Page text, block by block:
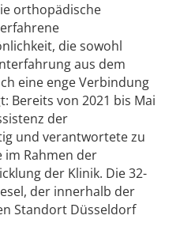
orthopädische
die sowohl
aus dem
eine enge Verbindung
Bereits von 2021 bis Mai
der
und verantwortete zu
im Rahmen der
der Klinik. Die 32-
der innerhalb der
Standort Düsseldorf